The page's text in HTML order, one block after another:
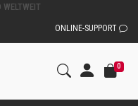
ONLINE-SUPPORT
0